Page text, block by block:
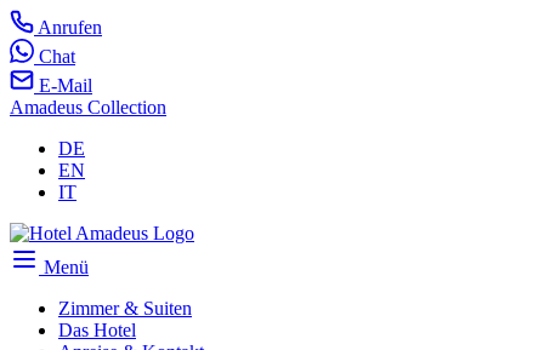
Anrufen
Chat
E-Mail
Amadeus Collection
DE
EN
IT
Menü
Zimmer & Suiten
Das Hotel